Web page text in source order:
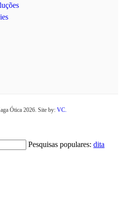
Ótica 2026. Site by: VC.
Pesquisas populares: dita